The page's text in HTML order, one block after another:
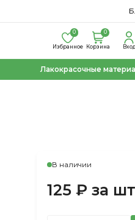
Избранное
0 0
Корзина Вход
Лакокрасочные
В наличии
125 ₽ за шт